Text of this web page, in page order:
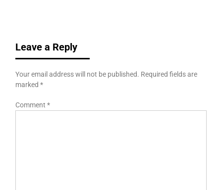
Leave a Reply
Your email address will not be published. Required fields are
marked*
Comment*